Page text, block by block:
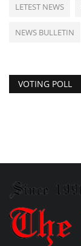
LETEST NEWS
NEWS BULLETIN
VOTING POLL